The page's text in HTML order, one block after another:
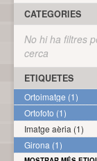
CATEGORIES
No hi ha filtres
cerca
ETIQUETES
Ortoimatge (1)
Ortofoto (1)
Imatge aèria (1)
Girona (1)